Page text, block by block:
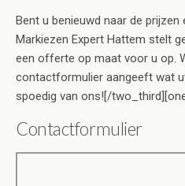
Bent u benieuwd naar de prijzen
Markiezen Expert Hattem stelt
een offerte op maat voor u op.
contactformulier aangeeft wat
spoedig van ons![/
Contactformulier